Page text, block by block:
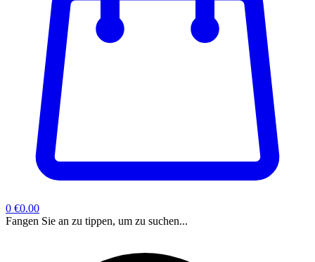
0 €0.00
Fangen Sie an zu tippen, um zu suchen...